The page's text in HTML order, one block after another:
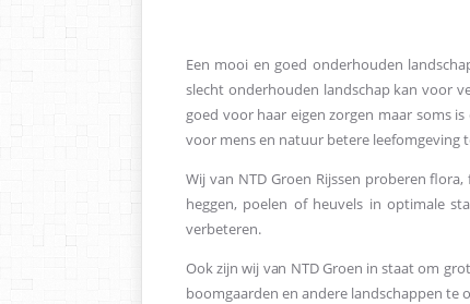
Een mooi en goed onderhouden
slecht onderhouden landschap kan voor
goed voor haar eigen zorgen maar soms
voor mens en natuur betere leefomgeving
Wij van NTD Groen Rijssen proberen
heggen, poelen of heuvels in optimale
verbeteren.
Ook zijn wij van NTD Groen in staat om
boomgaarden en andere landschappen te